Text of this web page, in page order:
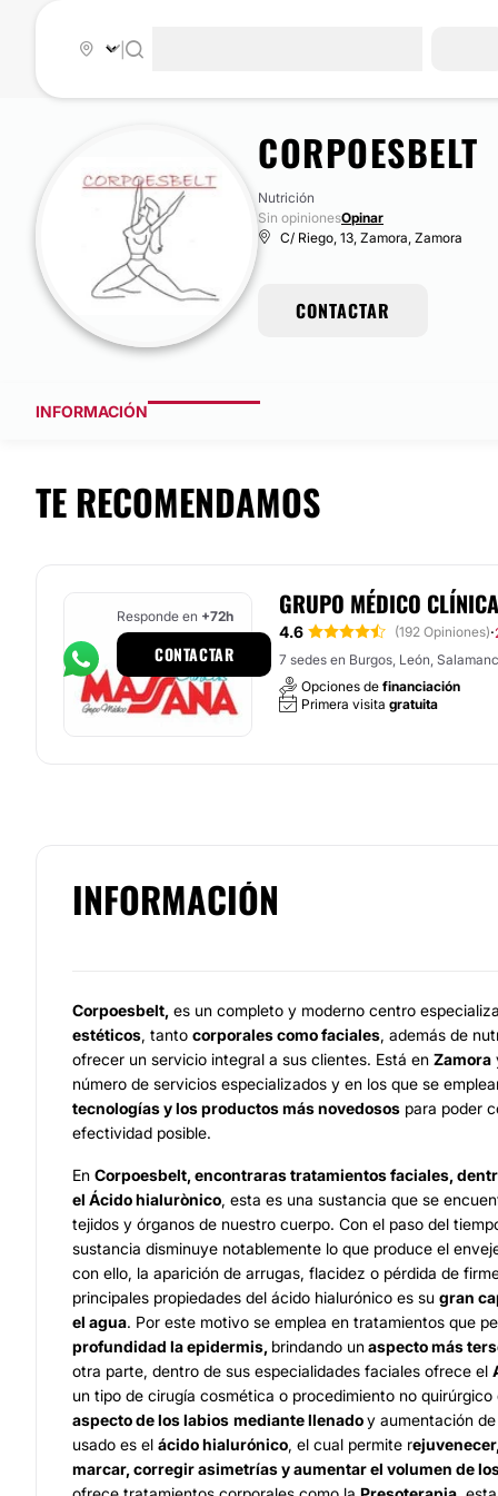
CORPOESBELT
Nutrición
Sin opinionesOpinar
C/ Riego, 13, Zamora, Zamora
CONTACTAR
INFORMACIÓN
TE RECOMENDAMOS
GRUPO MÉDICO
4.6 (192 Opiniones)·
7 sedes en Burgos, León,
Opciones de financiación
Primera visita gratuita
Responde en +72h
CONTACTAR
INFORMACIÓN
Corpoesbelt, es un completo y moderno centro
estéticos, tanto corporales como faciales, además de
ofrecer un servicio integral a sus clientes. Está en Zamora
número de servicios especializados y en los que se
tecnologías y los productos más novedosos para poder
efectividad posible.
En Corpoesbelt, encontraras tratamientos faciales,
el Ácido hialurònico, esta es una sustancia que se
tejidos y órganos de nuestro cuerpo. Con el paso del
sustancia disminuye notablemente lo que produce el
con ello, la aparición de arrugas, flacidez o pérdida de
principales propiedades del ácido hialurónico es su gran
el agua. Por este motivo se emplea en tratamientos que
profundidad la epidermis, brindando unaspecto más
otra parte, dentro de sus especialidades faciales ofrece el
un tipo de cirugía cosmética o procedimiento no quirúrgico
aspecto de los labios mediante llenadoy aumentación
usado es el ácido hialurónico, el cual permite r
marcar, corregir asimetrías y aumentar el volumen de